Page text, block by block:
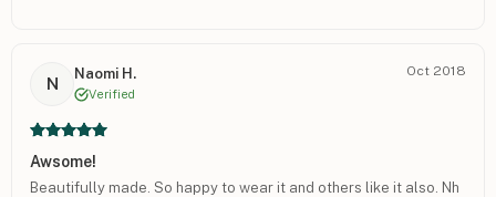
N
Naomi H.
Verified
Oct 2018
Awsome!
Beautifully made. So happy to wear it and others like it also. Nh